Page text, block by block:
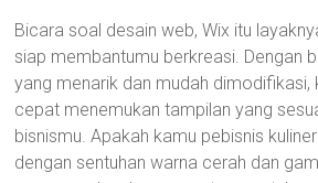
Bicara soal desain web, Wix itu
siap membantumu berkreasi. Dengan
yang menarik dan mudah dimodifikasi,
cepat menemukan tampilan yang
bisnismu. Apakah kamu pebisnis
dengan sentuhan warna cerah dan